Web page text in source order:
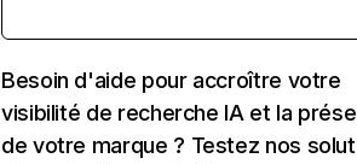
Besoin d'aide pour accroître votre
visibilité de recherche IA et la
de votre marque ? Testez nos